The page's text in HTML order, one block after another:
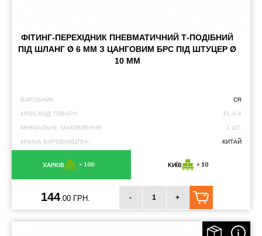
ФІТИНГ-ПЕРЕХІДНИК ПНЕВМАТИЧНИЙ Т-ПОДІБНИЙ
ПІД ШЛАНГ Ø 6 ММ З ЦАНГОВИМ БРС ПІД ШТУЦЕР Ø
10 ММ
ВИРОБНИК: CR
КРОС-КОД ТОВАРУ: PL-6-6
МІНІМАЛЬНЕ ЗАМОВЛЕННЯ: 1 ШТ.
КРАЇНА ВИРОБНИЦТВА: КИТАЙ
ХАРКІВ > 100 КИЇВ > 10
144.00 ГРН. - +